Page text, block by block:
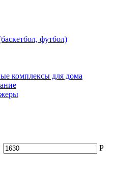
футбол)
комплексы для дома
Р